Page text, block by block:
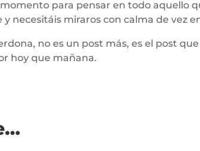
para pensar en todo aquello
necesitáis miraros con calma de vez
no es un post más, es el post
hoy que mañana.